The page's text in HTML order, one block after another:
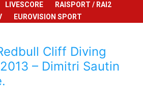
LIVESCORE
RAISPORT / RAI2
EUROVISION SPORT
Cliff Diving
– Dimitri Sautin